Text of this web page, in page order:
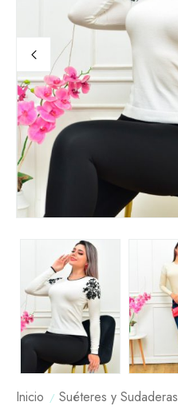
Inicio Suéteres y Sudaderas